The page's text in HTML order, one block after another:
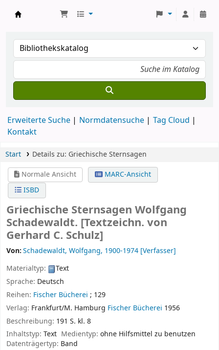
Erweiterte Suche Normdatensuche
Tag Cloud
Kontakt
Start Details zu: Griechische Sternsagen
Normale Ansicht
MARC-Ansicht
ISBD
Griechische Sternsagen Wolfgang
Schadewaldt. [Textzeichn. von
Gerhard C. Schulz]
Von:Schadewaldt, Wolfgang, 1900-1974 [Verfasser]
Materialtyp:
Text
Sprache: Deutsch
Reihen: Fischer Bücherei ; 129
Verlag: Frankfurt/M. Hamburg Fischer Bücherei 1956
Beschreibung: 191 S. kl. 8
Inhaltstyp: Text Medientyp:ohne Hilfsmittel zu benutzen
Datenträgertyp: Band